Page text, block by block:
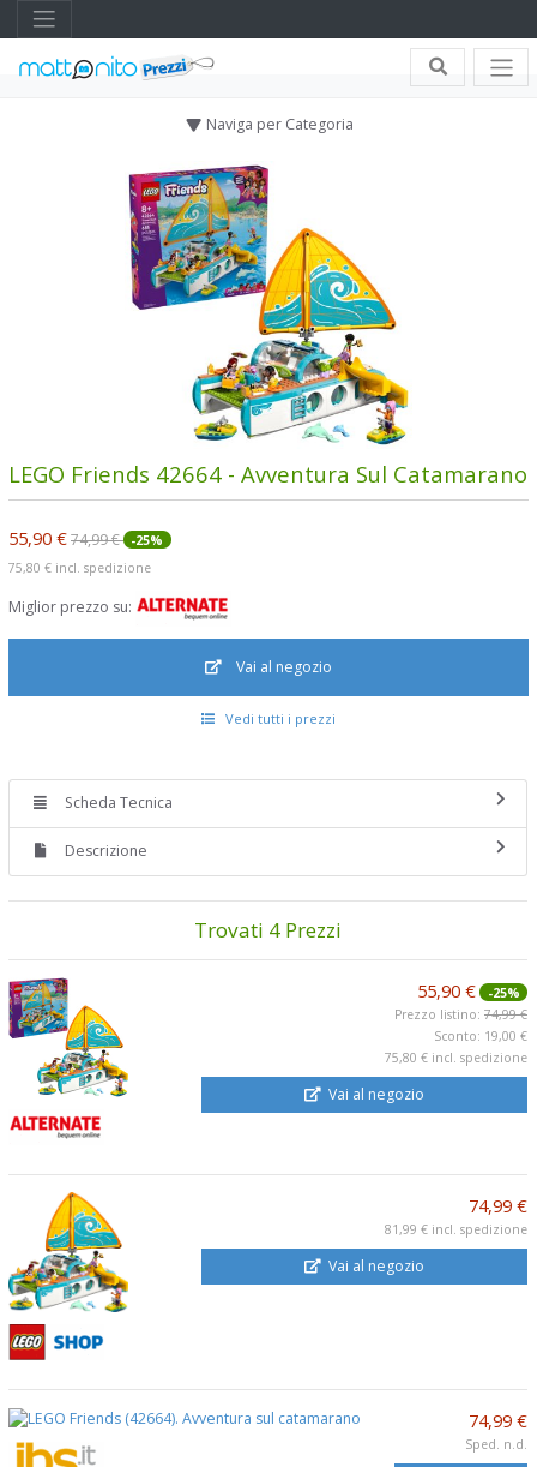
Naviga per Categoria
LEGO Friends 42664 - Avventura Sul Catamarano
55,90 €74,99 € -25%
75,80 € incl. spedizione
Miglior prezzo su:
Vai al negozio
Vedi tutti i prezzi
Scheda Tecnica
Descrizione
Trovati 4 Prezzi
55,90 €
-25%
Prezzo listino: 74,99 €
Sconto: 19,00 €
75,80 € incl. spedizione
Vai al negozio
74,99 €
81,99 € incl. spedizione
Vai al negozio
74,99 €
Sped. n.d.